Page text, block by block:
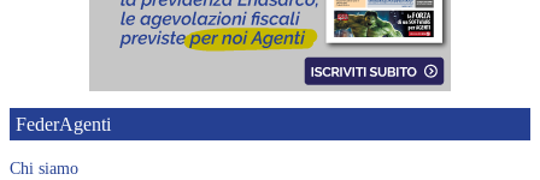
FederAgenti
Chi siamo